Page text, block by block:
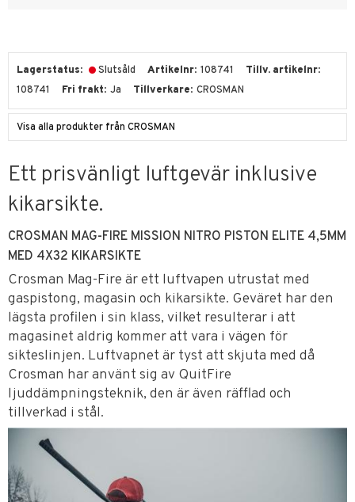
Lagerstatus Slutsåld Artikelnr 108741
Tillv. artikelnr
108741
Fri frakt Ja Tillverkare CROSMAN
Visa alla produkter från CROSMAN
Ett prisvänligt luftgevär inklusive
kikarsikte.
CROSMAN MAG-FIRE MISSION NITRO PISTON ELITE 4,5MM
MED 4X32 KIKARSIKTE
Crosman Mag-Fire är ett luftvapen utrustat med
gaspistong, magasin och kikarsikte. Geväret har den
lägsta profilen i sin klass, vilket resulterar i att
magasinet aldrig kommer att vara i vägen för
sikteslinjen. Luftvapnet är tyst att skjuta med då
Crosman har använt sig av QuitFire
ljuddämpningsteknik, den är även räfflad och
tillverkad i stål.